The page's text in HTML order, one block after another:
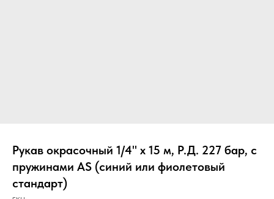
Рукав окрасочный 1/4" х 15 м, Р.Д. 227 бар, с
пружинами AS (синий или фиолетовый
стандарт)